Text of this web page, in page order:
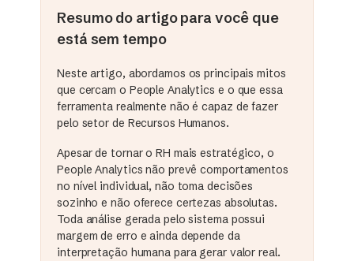
Resumo do artigo para você que
está sem tempo
Neste artigo, abordamos os principais mitos
que cercam o People Analytics e o que essa
ferramenta realmente não é capaz de fazer
pelo setor de Recursos Humanos.
Apesar de tornar o RH mais estratégico, o
People Analytics não prevê comportamentos
no nível individual, não toma decisões
sozinho e não oferece certezas absolutas.
Toda análise gerada pelo sistema possui
margem de erro e ainda depende da
interpretação humana para gerar valor real.